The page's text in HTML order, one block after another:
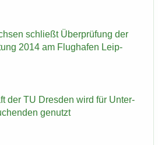
schließt Über­prü­fung der
2014 am Flug­ha­fen Leip­
der TU Dres­den wird für Un­ter­
ge­nutzt